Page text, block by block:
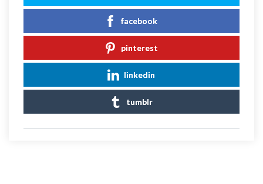
facebook
pinterest
linkedin
tumblr